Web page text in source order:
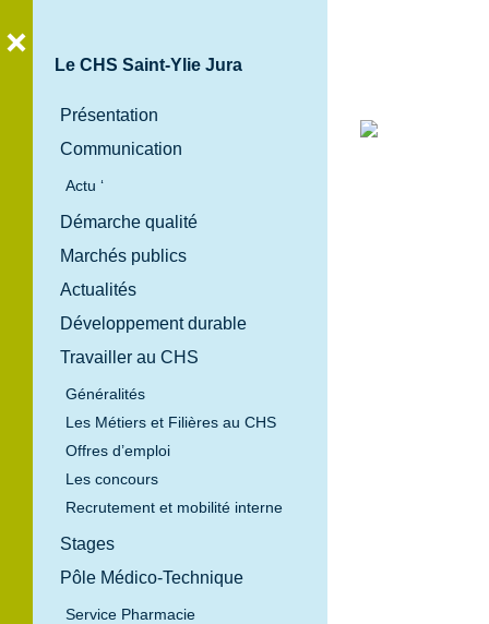
Le CHS Saint-Ylie Jura
Présentation
Communication
Actu ‘
Démarche qualité
Marchés publics
Actualités
Développement durable
Travailler au CHS
Généralités
Les Métiers et Filières au CHS
Offres d’emploi
Les concours
Recrutement et mobilité interne
Stages
Pôle Médico-Technique
Service Pharmacie